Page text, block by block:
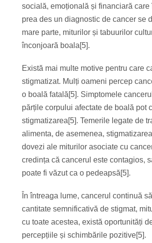
socială, emoțională și financiară care
prea des un diagnostic de cancer se
mare parte, miturilor și tabuurilor
înconjoară boala[5].
Există mai multe motive pentru care
stigmatizat. Mulți oameni percep
o boală fatală[5]. Simptomele
părțile corpului afectate de boală pot
stigmatizarea[5]. Temerile legate de
alimenta, de asemenea,
dovezi ale miturilor asociate cu
credința că cancerul este contagios,
poate fi văzut ca o pedeapsă[5].
În întreaga lume, cancerul continuă
cantitate semnificativă de stigmat,
cu toate acestea, există oportunități
percepțiile și schimbările pozitive[5].